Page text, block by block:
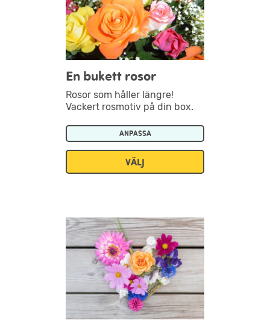
En bukett rosor
Rosor som håller längre!
Vackert rosmotiv på din box.
ANPASSA
VÄLJ